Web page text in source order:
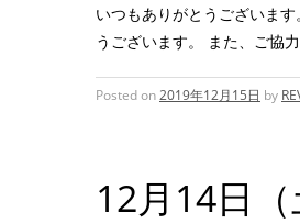
いつもありがとうございま
うございます。 また、ご協
Posted on2019年12月15日 by
12月14日